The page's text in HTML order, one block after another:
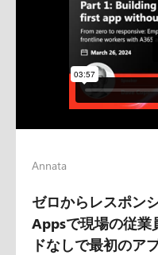
Annata
ゼロからレスポン
Appsで現場の従業
ドなしで最初のア